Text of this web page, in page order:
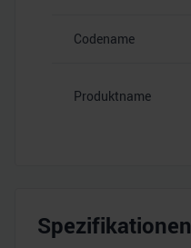
Codename
Produktname
Spezifikationen